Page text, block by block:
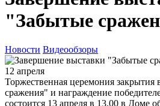
"Забытые
Новости Видеообзоры
12 апреля
Торжественная церемония закрытия
сражения" и награждение
состоится 13 апреля в 13.00 в Доме